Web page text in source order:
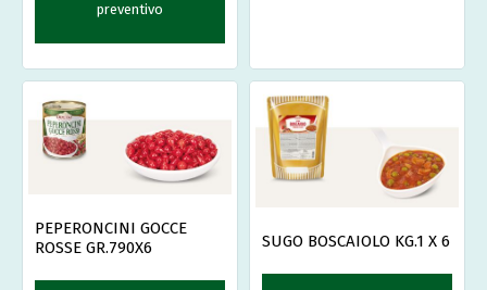
preventivo
PEPERONCINI GOCCE
ROSSE GR.790X6
SUGO BOSCAIOLO KG.1 X 6